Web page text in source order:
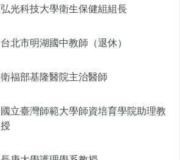
弘光科技大學衛生保健組組長
台北市明湖國中教師（退休）
衛福部基隆醫院主治醫師
國立臺灣師範大學師資培育學院助理教
授